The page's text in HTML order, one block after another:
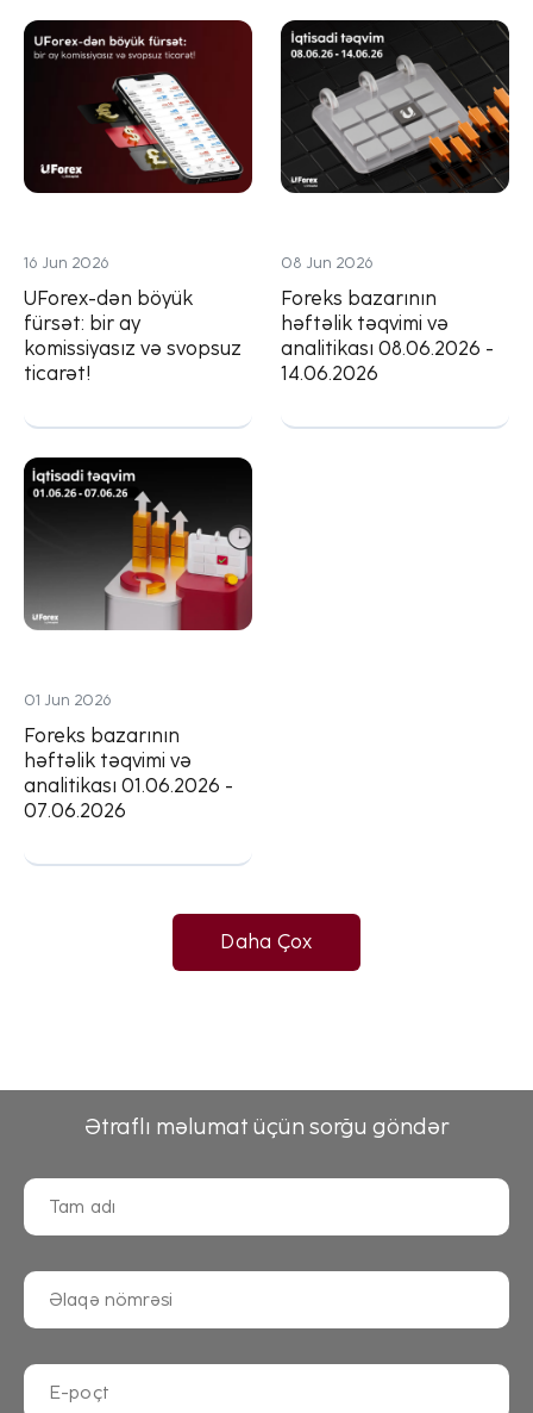
16 Jun 2026
UForex-dən böyük
fürsət: bir ay
komissiyasız və svopsuz
ticarət!
08 Jun 2026
Foreks bazarının
həftəlik təqvimi və
analitikası 08.06.2026 -
14.06.2026
01 Jun 2026
Foreks bazarının
həftəlik təqvimi və
analitikası 01.06.2026 -
07.06.2026
Daha Çox
Ətraflı məlumat üçün sorğu göndər